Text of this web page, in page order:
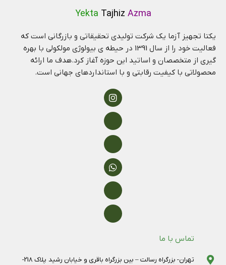
Yekta Tajhiz Azma
یکتا تجهیز آزما یک شرکت تولیدی تحقیقاتی و بازرگانی است که
فعالیت خود را از سال 1391 در حیطه ی بیولوژی مولکولی با بهره
گیری از متخصصان و اساتید این حوزه آغاز کرد.هدف ما ارائه
محصولاتی با کیفیت رقابتی و با استانداردهای جهانی است.
تماس با ما
تهران- بزرگراه رسالت – بین بزرگراه باقری و خیابان رشید پلاک 218-